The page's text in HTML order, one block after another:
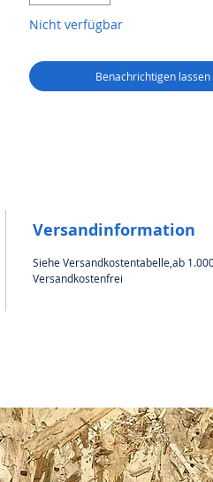
Nicht verfügbar
Benachrichtigen lassen
Versandinformation
Siehe Versandkostentabelle,ab
Versandkostenfrei